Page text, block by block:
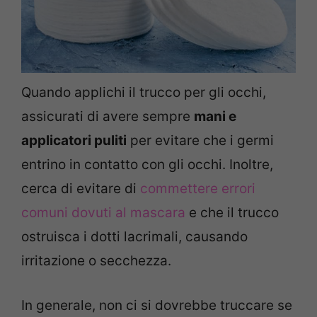
Quando applichi il trucco per gli occhi,
assicurati di avere sempre mani e
applicatori puliti per evitare che i germi
entrino in contatto con gli occhi. Inoltre,
cerca di evitare di commettere errori
comuni dovuti al mascara e che il trucco
ostruisca i dotti lacrimali, causando
irritazione o secchezza.
In generale, non ci si dovrebbe truccare se